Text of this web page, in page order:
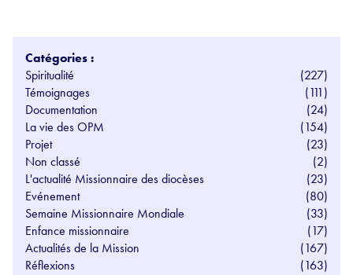
Catégories :
Spiritualité
(227)
Témoignages
(111)
Documentation
(24)
La vie des OPM
(154)
Projet
(23)
Non classé
(2)
L'actualité Missionnaire des diocèses
(23)
Evénement
(80)
Semaine Missionnaire Mondiale
(33)
Enfance missionnaire
(17)
Actualités de la Mission
(167)
Réflexions
(163)